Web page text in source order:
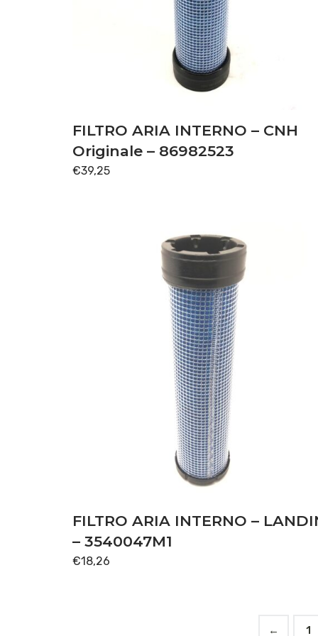
FILTRO ARIA INTERNO – CNH
Originale – 86982523
€39,25
FILTRO ARIA INTERNO –
– 3540047M1
€18,26
← 1